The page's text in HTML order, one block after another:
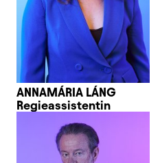
ANNAMÁRIA LÁNG
Regieassistentin